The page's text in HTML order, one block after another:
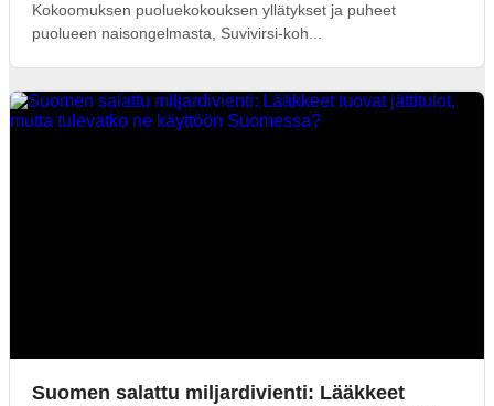
Kokoomuksen puoluekokouksen yllätykset ja puheet
puolueen naisongelmasta, Suvivirsi-koh...
Suomen salattu miljardivienti: Lääkkeet